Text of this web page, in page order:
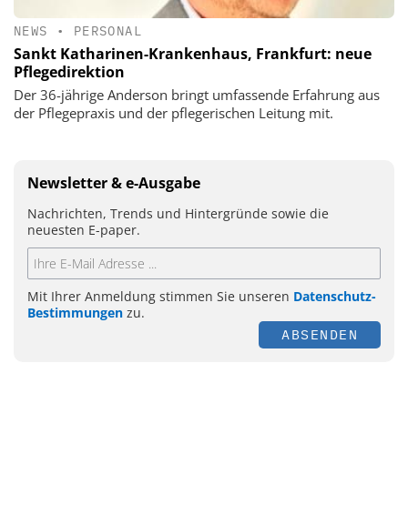
NEWS • PERSONAL
Sankt Katharinen-Krankenhaus, Frankfurt: neue
Pflegedirektion
Der 36-jährige Anderson bringt umfassende Erfahrung aus
der Pflegepraxis und der pflegerischen Leitung mit.
Newsletter & e-Ausgabe
Nachrichten, Trends und Hintergründe sowie die
neuesten E-paper.
Mit Ihrer Anmeldung stimmen Sie unseren Datenschutz-
Bestimmungen zu.
ABSENDEN